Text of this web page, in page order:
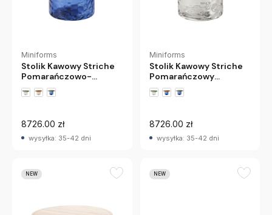
Miniforms
Stolik Kawowy Striche
Pomarańczowo-
Niebieski Miniforms
8726.00 zł
wysyłka: 35-42 dni
Miniforms
Stolik Kawowy Striche
Pomarańczowy
Miniforms
8726.00 zł
wysyłka: 35-42 dni
NEW NEW